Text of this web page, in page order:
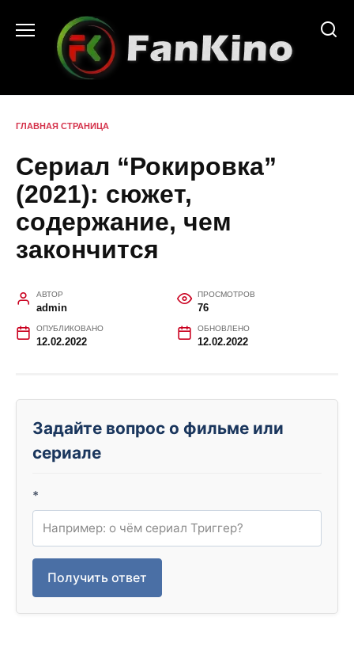
содержанию
ГЛАВНАЯ СТРАНИЦА
Сериал “Рокировка”
(2021): сюжет,
содержание, чем
закончится
АВТОР
admin
ПРОСМОТРОВ
76
ОПУБЛИКОВАНО
12.02.2022
ОБНОВЛЕНО
12.02.2022
Задайте вопрос о фильме или
сериале
*
Получить ответ